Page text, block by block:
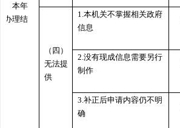
、本年
办理结
（四）
无法提
供
1. 本机关不掌握相关政府
信息
2. 没有现成信息需要另行
制作
3. 补正后申请内容仍不明
确